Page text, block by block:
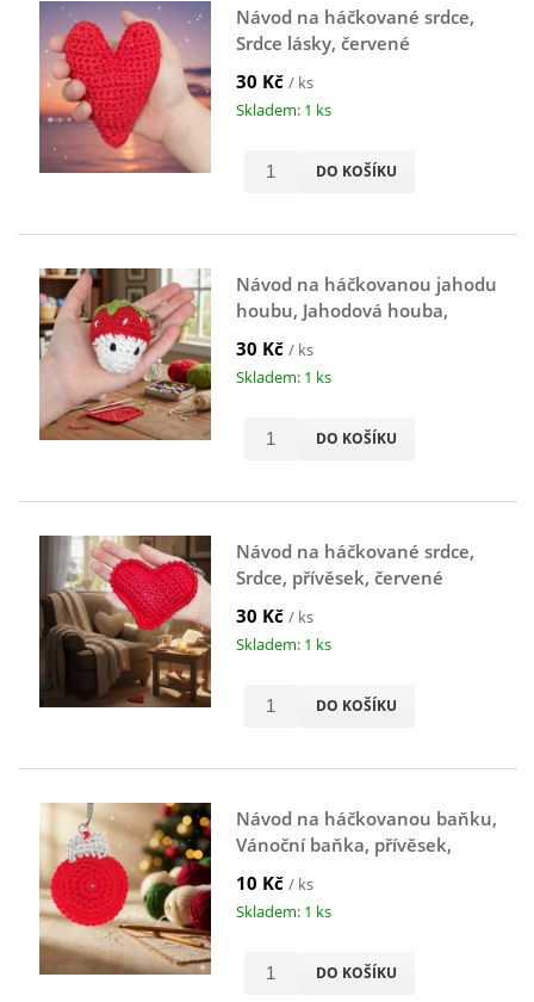
Návod na háčkované srdce,
Srdce lásky, červené
30 Kč / ks
Skladem: 1 ks
DO KOŠÍKU
Návod na háčkovanou jahodu
houbu, Jahodová houba,
červená
30 Kč / ks
Skladem: 1 ks
DO KOŠÍKU
Návod na háčkované srdce,
Srdce, přívěsek, červené
30 Kč / ks
Skladem: 1 ks
DO KOŠÍKU
Návod na háčkovanou baňku,
Vánoční baňka, přívěsek,
červená
10 Kč / ks
Skladem: 1 ks
DO KOŠÍKU